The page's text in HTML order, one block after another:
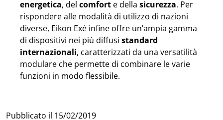
energetica, del comfort e della sicurezza. Per
rispondere alle modalità di utilizzo di nazioni
diverse, Eikon Exé infine offre un’ampia gamma
di dispositivi nei più diffusi standard
internazionali, caratterizzati da una versatilità
modulare che permette di combinare le varie
funzioni in modo flessibile.
Pubblicato il 15/02/2019